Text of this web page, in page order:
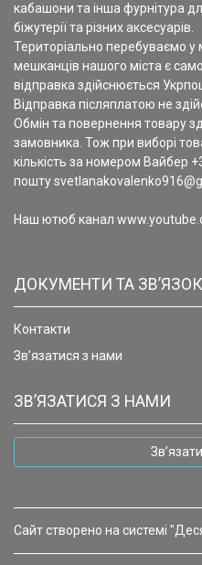
кабашони та інша фурнітура
біжутерії та різних аксесуарів.
Територіально перебуваємо у
мешканців нашого міста є
відправка здійснюється
Відправка післяплатою не
Обмін та повернення товару
замовника. Тож при виборі
кількість за номером Вайбер
пошту
Наш ютюб канал
ДОКУМЕНТИ ТА ЗВ’ЯЗОК
Контакти
Зв’язатися з нами
ЗВ’ЯЗАТИСЯ З НАМИ
Сайт створено на системі